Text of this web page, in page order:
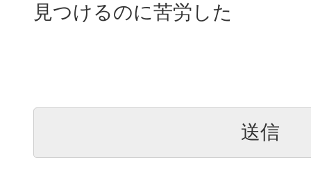
見つけるのに苦労した